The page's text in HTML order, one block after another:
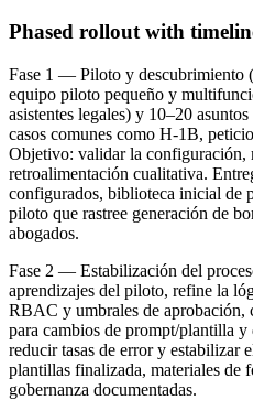
Phased rollout with
Fase 1 — Piloto y descubrimiento
equipo piloto pequeño y
asistentes legales) y 10–20
casos comunes como H-1B,
Objetivo: validar la configuración,
retroalimentación cualitativa.
configurados, biblioteca inicial de
piloto que rastree generación de
abogados.
Fase 2 — Estabilización del
aprendizajes del piloto, refine la
RBAC y umbrales de aprobación,
para cambios de prompt/plantilla
reducir tasas de error y estabilizar
plantillas finalizada, materiales de
gobernanza documentadas.